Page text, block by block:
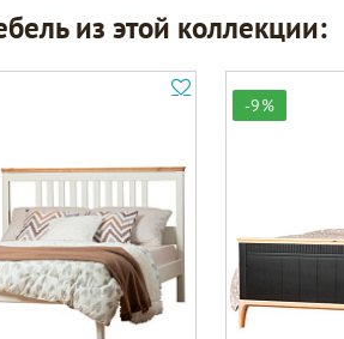
из этой коллекции:
-9%